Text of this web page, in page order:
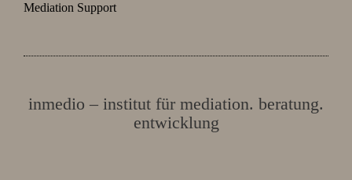
Mediation Support
inmedio – institut für mediation. beratung.
entwicklung